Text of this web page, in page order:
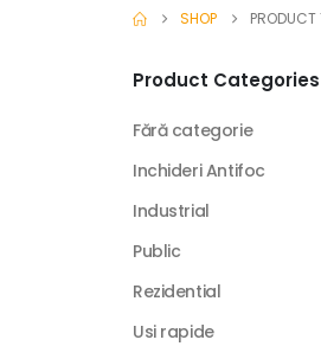
SHOP
Product Categories
Fără categorie
Inchideri Antifoc
Industrial
Public
Rezidential
Usi rapide